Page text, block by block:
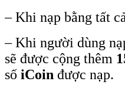
– Khi nạp bằng tất
– Khi người dùng
sẽ được cộng thêm
số iCoin được nạp.